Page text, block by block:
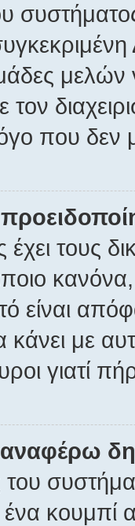
τον
που
έχει τους
είναι
με
γιατί
του
ένα